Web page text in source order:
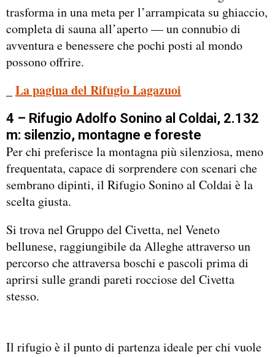
trasforma in una meta per l’arrampicata su ghiaccio,
completa di sauna all’aperto — un connubio di
avventura e benessere che pochi posti al mondo
possono offrire.
La pagina del Rifugio Lagazuoi
4 – Rifugio Adolfo Sonino al Coldai, 2.132
m: silenzio, montagne e foreste
Per chi preferisce la montagna più silenziosa, meno
frequentata, capace di sorprendere con scenari che
sembrano dipinti, il Rifugio Sonino al Coldai è la
scelta giusta.
Si trova nel Gruppo del Civetta, nel Veneto
bellunese, raggiungibile da Alleghe attraverso un
percorso che attraversa boschi e pascoli prima di
aprirsi sulle grandi pareti rocciose del Civetta
stesso.
Il rifugio è il punto di partenza ideale per chi vuole